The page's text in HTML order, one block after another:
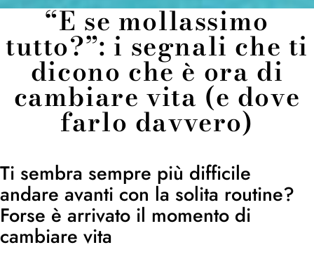
“E se mollassimo
tutto?”: i segnali che ti
dicono che è ora di
cambiare vita (e dove
farlo davvero)
Ti sembra sempre più difficile
andare avanti con la solita routine?
Forse è arrivato il momento di
cambiare vita